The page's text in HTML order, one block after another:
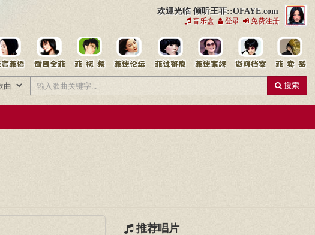
欢迎光临 倾听王菲::OFAYE.com
音乐盒 登录 免费注册
搜索
推荐唱片